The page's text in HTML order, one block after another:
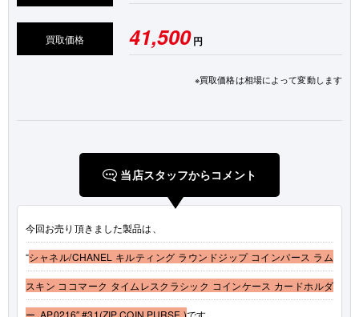
買取価格 41,500円
※買取価格は相場によって変動します
当店スタッフからコメント
今回お売り頂きました製品は、
“シャネル/CHANEL キルティング ラウンドジップ コインパース ラム
スキン ココマーク タイムレスクラシック コインケース カードホルダ
ー AP0216″ #31(ZIP COIN PURSE )です。